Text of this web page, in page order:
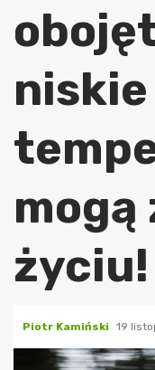
niskie
mogą
życiu!
Piotr Kamiński 19